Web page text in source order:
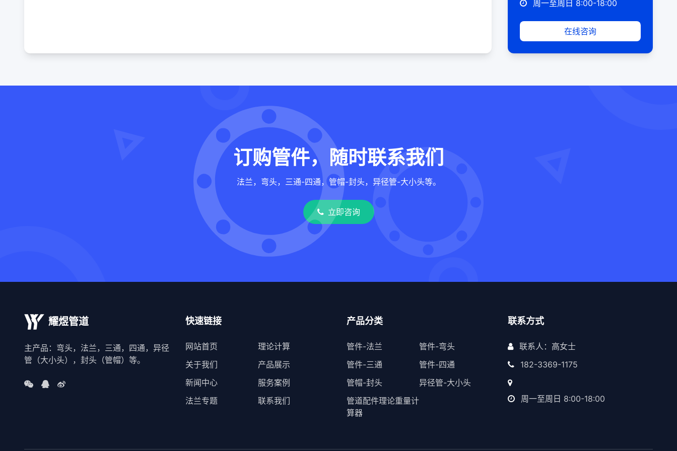
周一至周日 8:00-18:00
在线咨询
订购管件，随时联系我们
法兰，弯头，三通-四通，管帽-封头，异径管-大小头等。
立即咨询
耀煜管道
主产品：弯头，法兰，三通，四通，异径
管（大小头），封头（管帽）等。
快速链接
网站首页
理论计算
关于我们
产品展示
新闻中心
服务案例
法兰专题
联系我们
产品分类
管件-法兰
管件-弯头
管件-三通
管件-四通
管帽-封头
异径管-大小头
管道配件理论重量计
算器
联系方式
联系人：高女士
182-3369-1175
周一至周日 8:00-18:00